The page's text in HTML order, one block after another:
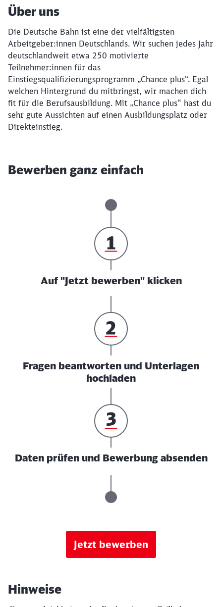
Über uns
Die Deutsche Bahn ist eine der vielfältigsten
Arbeitgeber:innen Deutschlands. Wir suchen jedes Jahr
deutschlandweit etwa 250 motivierte
Teilnehmer:innen für das
Einstiegsqualifizierungsprogramm „Chance plus“. Egal
welchen Hintergrund du mitbringst, wir machen dich
fit für die Berufsausbildung. Mit „Chance plus“ hast du
sehr gute Aussichten auf einen Ausbildungsplatz oder
Direkteinstieg.
Bewerben ganz einfach
Auf "Jetzt bewerben" klicken
Fragen beantworten und Unterlagen
hochladen
Daten prüfen und Bewerbung absenden
Jetzt bewerben
Hinweise